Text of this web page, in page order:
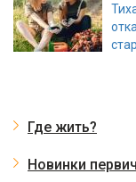
Где жить?
Новинки